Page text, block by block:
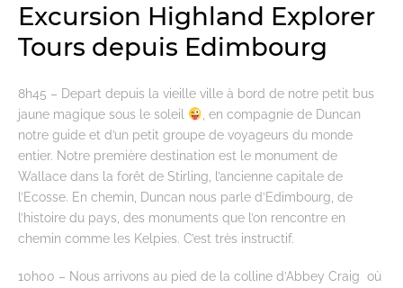
Excursion Highland Explorer
Tours depuis Edimbourg
8h45 – Depart depuis la vieille ville à bord de notre petit bus
jaune magique sous le soleil
, en compagnie de Duncan
notre guide et d’un petit groupe de voyageurs du monde
entier. Notre première destination est le monument de
Wallace dans la forêt de Stirling, l’ancienne capitale de
l’Ecosse. En chemin, Duncan nous parle d’Edimbourg, de
l’histoire du pays, des monuments que l’on rencontre en
chemin comme les Kelpies. C’est très instructif.
10h00 – Nous arrivons au pied de la colline d’Abbey Craig où